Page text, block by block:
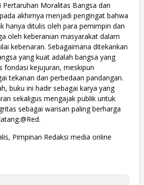
Pertaruhan Moralitas Bangsa dan
akhirnya menjadi pengingat bahwa
hanya ditulis oleh para pemimpin dan
oleh keberanian masyarakat dalam
kebenaran. Sebagaimana ditekankan
yang kuat adalah bangsa yang
fondasi kejujuran, meskipun
tekanan dan perbedaan pandangan.
buku ini hadir sebagai karya yang
sekaligus mengajak publik untuk
sebagai warisan paling berharga
Pimpinan Redaksi media online